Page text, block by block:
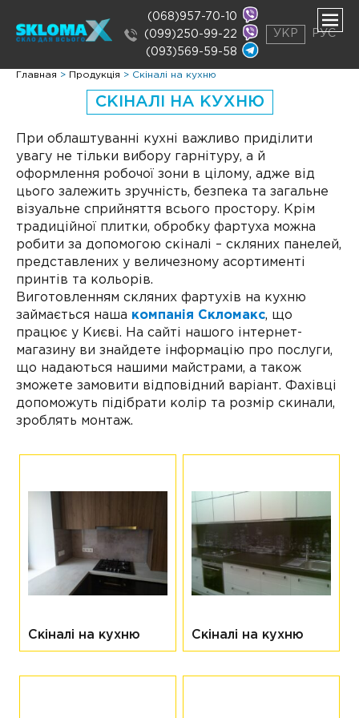
(068)957-70-10
(099)250-99-22
(093)569-59-58
УКР РУС
Главная > Продукція > Скіналі на кухню
СКІНАЛІ НА КУХНЮ
При облаштуванні кухні важливо приділити
увагу не тільки вибору гарнітуру, а й
оформлення робочої зони в цілому, адже від
цього залежить зручність, безпека та загальне
візуальне сприйняття всього простору. Крім
традиційної плитки, обробку фартуха можна
робити за допомогою скіналі – скляних панелей,
представлених у величезному асортименті
принтів та кольорів.
Виготовленням скляних фартухів на кухню
займається наша компанія Скломакс, що
працює у Києві. На сайті нашого інтернет-
магазину ви знайдете інформацію про послуги,
що надаються нашими майстрами, а також
зможете замовити відповідний варіант. Фахівці
допоможуть підібрати колір та розмір скинали,
зроблять монтаж.
Скіналі на кухню Скіналі на кухню